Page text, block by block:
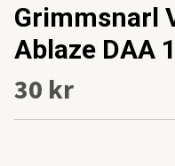
Grimmsnarl
Ablaze DAA
30 kr